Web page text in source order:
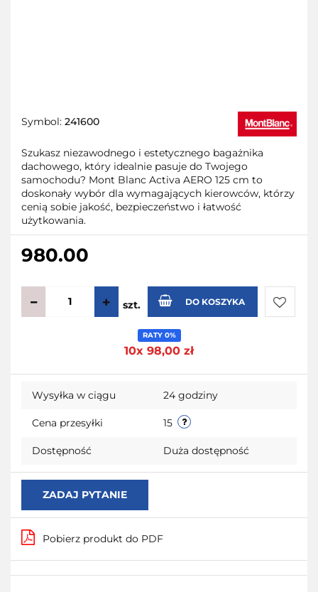
Symbol: 241600
Szukasz niezawodnego i estetycznego bagażnika
dachowego, który idealnie pasuje do Twojego
samochodu? Mont Blanc Activa AERO 125 cm to
doskonały wybór dla wymagających kierowców, którzy
cenią sobie jakość, bezpieczeństwo i łatwość
użytkowania.
980.00
szt. DO KOSZYKA
RATY 0%
10x 98,00 zł
Wysyłka w ciągu 24 godziny
Cena przesyłki 15
Dostępność Duża dostępność
ZADAJ PYTANIE
Pobierz produkt do PDF